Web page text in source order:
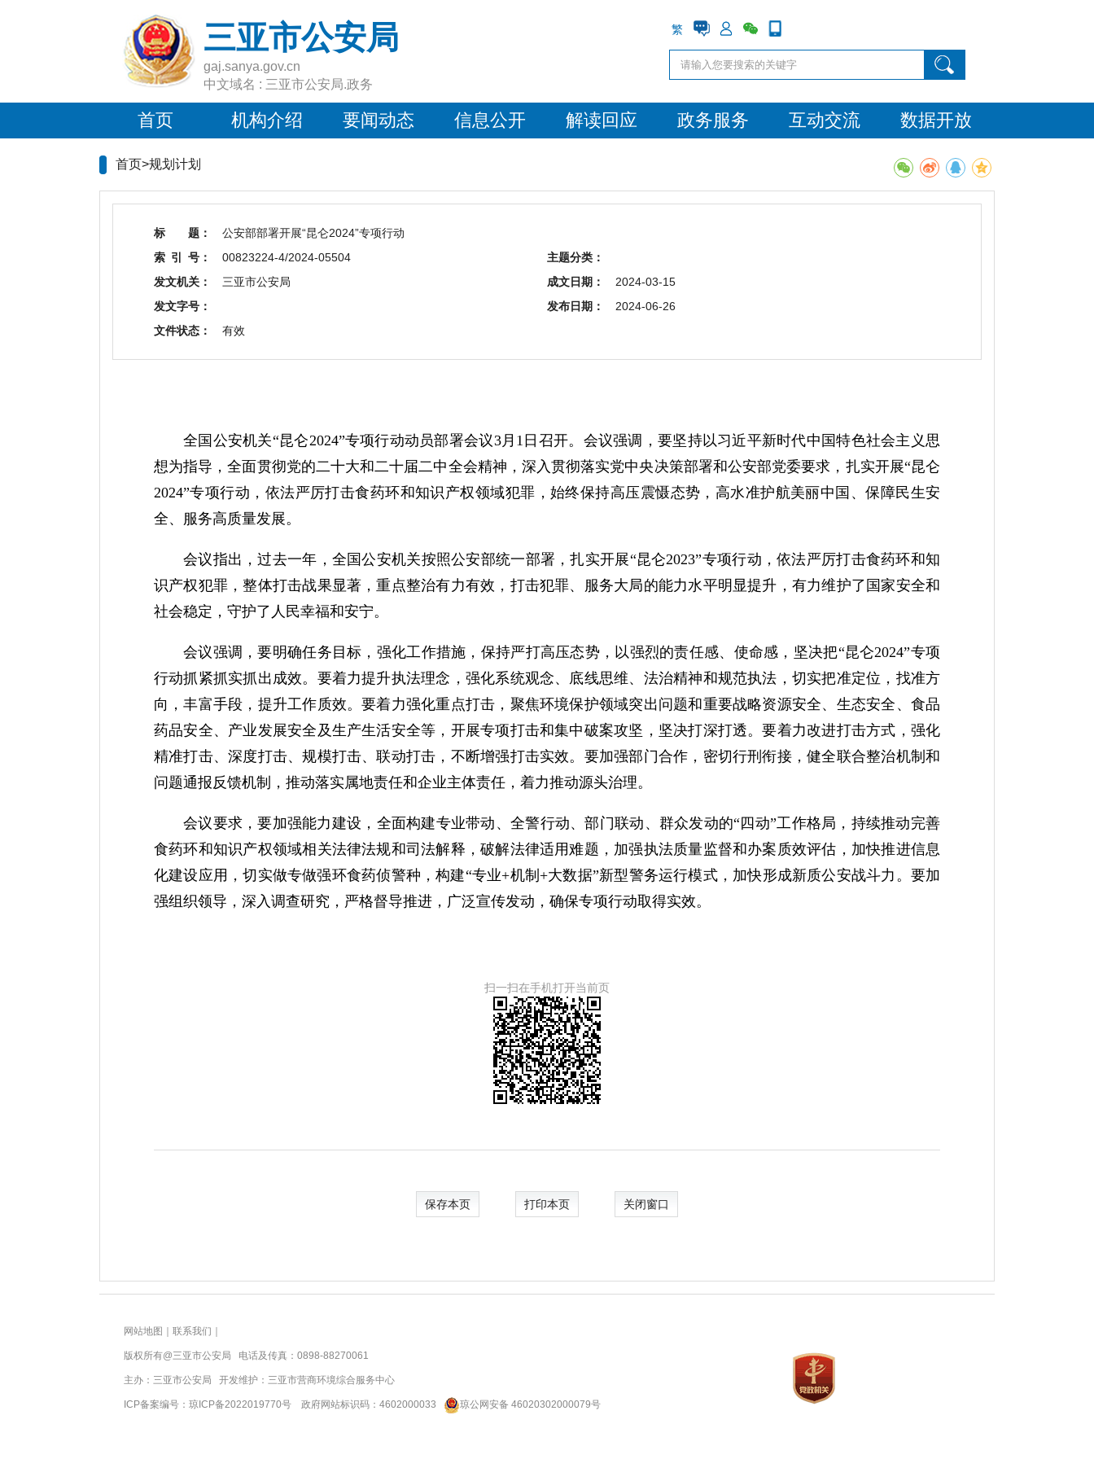
三亚市公安局
gaj.sanya.gov.cn
中文域名 : 三亚市公安局.政务
繁
首页 机构介绍 要闻动态 信息公开 解读回应 政务服务 互动交流 数据开放
首页>规划计划
标 题：
公安部部署开展“昆仑2024”专项行动
索 引 号：
00823224-4/2024-05504
主题分类：
发文机关：
三亚市公安局 成文日期：
2024-03-15
发文字号：
发布日期：
2024-06-26
文件状态：
有效
全国公安机关“昆仑2024”专项行动动员部署会议3月1日召开。会议强调，要坚持以习近平新时代中国特色社会主义思
想为指导，全面贯彻党的二十大和二十届二中全会精神，深入贯彻落实党中央决策部署和公安部党委要求，扎实开展“昆仑
2024”专项行动，依法严厉打击食药环和知识产权领域犯罪，始终保持高压震慑态势，高水准护航美丽中国、保障民生安
全、服务高质量发展。
会议指出，过去一年，全国公安机关按照公安部统一部署，扎实开展“昆仑2023”专项行动，依法严厉打击食药环和知
识产权犯罪，整体打击战果显著，重点整治有力有效，打击犯罪、服务大局的能力水平明显提升，有力维护了国家安全和
社会稳定，守护了人民幸福和安宁。
会议强调，要明确任务目标，强化工作措施，保持严打高压态势，以强烈的责任感、使命感，坚决把“昆仑2024”专项
行动抓紧抓实抓出成效。要着力提升执法理念，强化系统观念、底线思维、法治精神和规范执法，切实把准定位，找准方
向，丰富手段，提升工作质效。要着力强化重点打击，聚焦环境保护领域突出问题和重要战略资源安全、生态安全、食品
药品安全、产业发展安全及生产生活安全等，开展专项打击和集中破案攻坚，坚决打深打透。要着力改进打击方式，强化
精准打击、深度打击、规模打击、联动打击，不断增强打击实效。要加强部门合作，密切行刑衔接，健全联合整治机制和
问题通报反馈机制，推动落实属地责任和企业主体责任，着力推动源头治理。
会议要求，要加强能力建设，全面构建专业带动、全警行动、部门联动、群众发动的“四动”工作格局，持续推动完善
食药环和知识产权领域相关法律法规和司法解释，破解法律适用难题，加强执法质量监督和办案质效评估，加快推进信息
化建设应用，切实做专做强环食药侦警种，构建“专业+机制+大数据”新型警务运行模式，加快形成新质公安战斗力。要加
强组织领导，深入调查研究，严格督导推进，广泛宣传发动，确保专项行动取得实效。
扫一扫在手机打开当前页
保存本页 打印本页 关闭窗口
网站地图 联系我们
版权所有@三亚市公安局 电话及传真：0898-88270061
主办：三亚市公安局 开发维护：三亚市营商环境综合服务中心
ICP备案编号： 琼ICP备2022019770号 政府网站标识码： 4602000033 琼公网安备 46020302000079号